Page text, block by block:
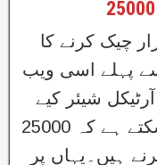
پروگرام میں 25 ہزار چیک کرنے کا
پہلے اسی ویب
شیئر کیے
ہیں جس میں آپ معلوم کر سکتے ہے کہ 25000
ہیں۔یہاں پر